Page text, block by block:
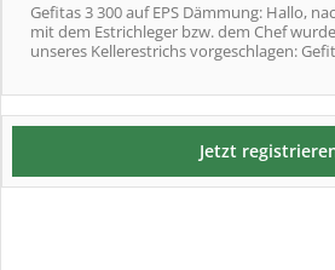
Gefitas 3 300 auf EPS Dämmung: Hallo,
mit dem Estrichleger bzw. dem Chef
unseres Kellerestrichs vorgeschlagen:
Jetzt